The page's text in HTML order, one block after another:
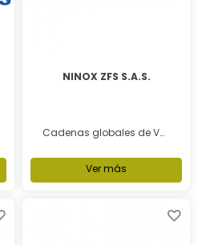
NINOX ZFS S.A.S.
Cadenas globales de Valor
Ver más